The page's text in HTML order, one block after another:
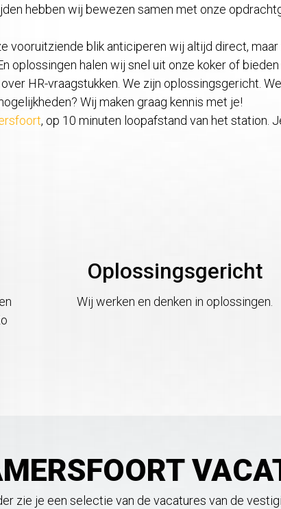
hebben wij bewezen samen met onze
vooruitziende blik anticiperen wij altijd direct,
oplossingen halen wij snel uit onze koker of
HR-vraagstukken. We zijn oplossingsgericht.
Wij maken graag kennis met je!
, op 10 minuten loopafstand van het station.
Oplossingsgericht
Wij werken en denken in oplossingen.
zie je een selectie van de vacatures van de